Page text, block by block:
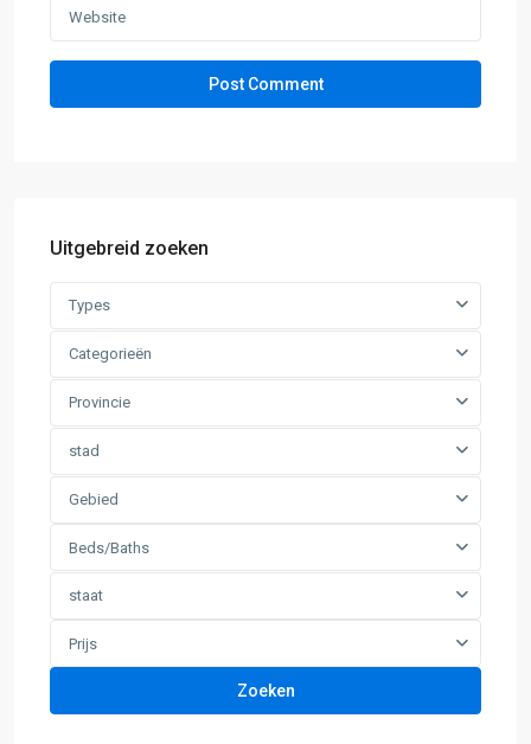
Uitgebreid zoeken
Types
Categorieën
Provincie
stad
Gebied
Beds/Baths
staat
Prijs
Zoeken